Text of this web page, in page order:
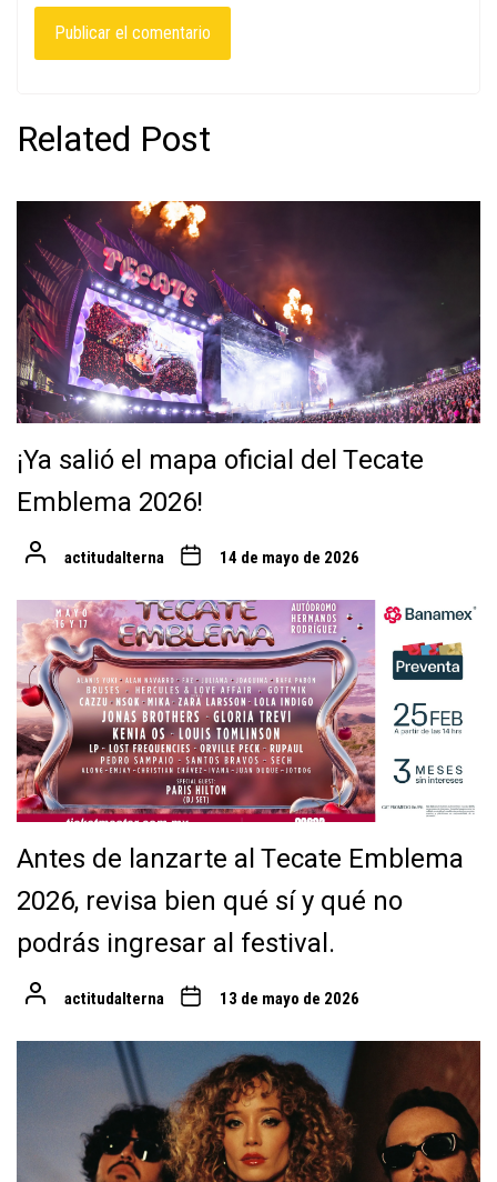
Related Post
¡Ya salió el mapa oficial del Tecate
Emblema 2026!
actitudalterna 14 de mayo de 2026
Antes de lanzarte al Tecate Emblema
2026, revisa bien qué sí y qué no
podrás ingresar al festival.
actitudalterna 13 de mayo de 2026